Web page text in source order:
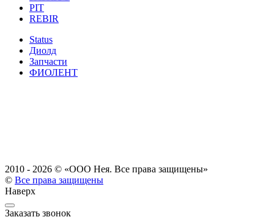
PIT
REBIR
Status
Диолд
Запчасти
ФИОЛЕНТ
2010 - 2026 © «ООО Нея. Все права защищены»
© Все права защищены
Наверх
Заказать звонок